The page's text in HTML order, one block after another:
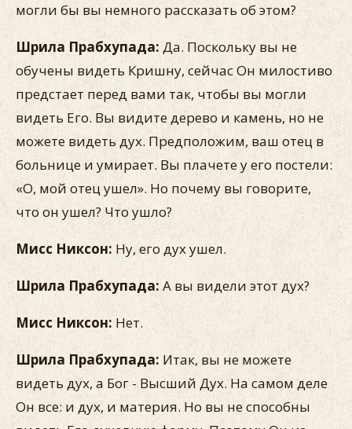
могли бы вы немного рассказать об этом?
Шрила Прабхупада: Да. Поскольку вы не
обучены видеть Кришну, сейчас Он милостиво
предстает перед вами так, чтобы вы могли
видеть Его. Вы видите дерево и камень, но не
можете видеть дух. Предположим, ваш отец в
больнице и умирает. Вы плачете у его постели:
«О, мой отец ушел». Но почему вы говорите,
что он ушел? Что ушло?
Мисс Никсон: Ну, его дух ушел.
Шрила Прабхупада: А вы видели этот дух?
Мисс Никсон: Нет.
Шрила Прабхупада: Итак, вы не можете
видеть дух, а Бог - Высший Дух. На самом деле
Он все: и дух, и материя. Но вы не способны